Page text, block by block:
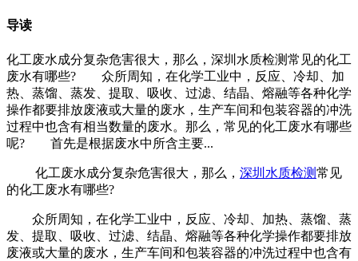
导读
化工废水成分复杂危害很大，那么，深圳水质检测常见的化工
废水有哪些? 众所周知，在化学工业中，反应、冷却、加
热、蒸馏、蒸发、提取、吸收、过滤、结晶、熔融等各种化学
操作都要排放废液或大量的废水，生产车间和包装容器的冲洗
过程中也含有相当数量的废水。那么，常见的化工废水有哪些
呢? 首先是根据废水中所含主要...
化工废水成分复杂危害很大，那么， 深圳水质检测常见
的化工废水有哪些?
众所周知，在化学工业中，反应、冷却、加热、蒸馏、蒸
发、提取、吸收、过滤、结晶、熔融等各种化学操作都要排放
废液或大量的废水，生产车间和包装容器的冲洗过程中也含有